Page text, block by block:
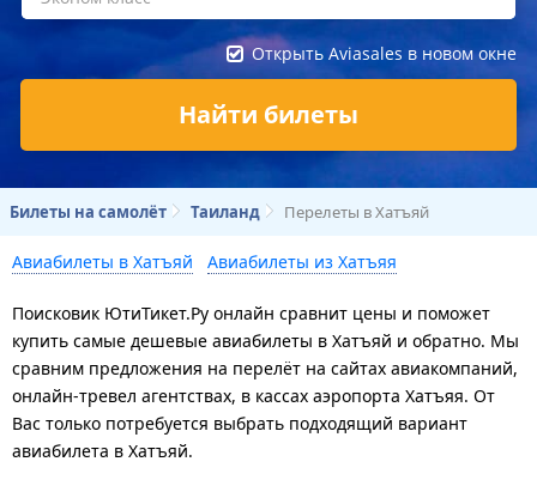
Открыть Aviasales в новом окне
Найти билеты
Билеты на самолёт Таиланд Перелеты в Хатъяй
Авиабилеты в Хатъяй Авиабилеты из Хатъяя
Поисковик ЮтиТикет.Ру онлайн сравнит цены и поможет
купить самые дешевые авиабилеты в Хатъяй и обратно. Мы
сравним предложения на перелёт на сайтах авиакомпаний,
онлайн-тревел агентствах, в кассах аэропорта Хатъяя. От
Вас только потребуется выбрать подходящий вариант
авиабилета в Хатъяй.